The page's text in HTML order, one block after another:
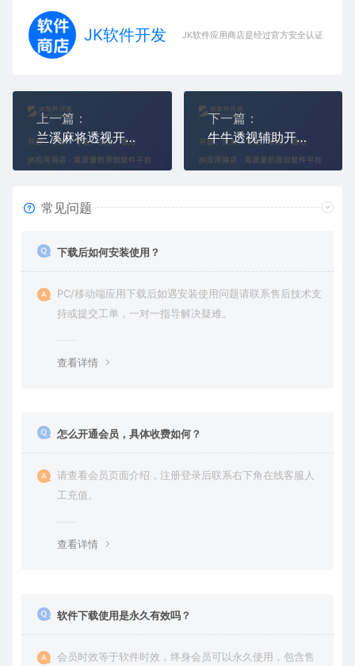
JK软件开发 JK软件应用商店是经过官方安全认证，保障
上一篇：
兰溪麻将透视开挂,兰溪麻将控牌必赢辅助器
下一篇：
牛牛透视辅助开挂下载-斗牛通用版透视看牌器
常见问题
下载后如何安装使用？
PC/移动端应用下载后如遇安装使用问题请联系售后技术支
持或提交工单，一对一指导解决疑难。
查看详情
怎么开通会员，具体收费如何？
请查看会员页面介绍，注册登录后联系右下角在线客服人
工充值。
查看详情
软件下载使用是永久有效吗？
会员时效等于软件时效，终身会员可以永久使用，包含售